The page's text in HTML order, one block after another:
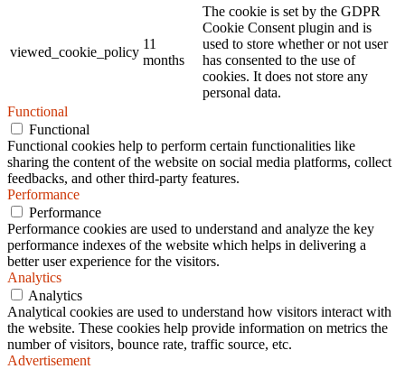
viewed_cookie_policy
11
months
The cookie is set by the GDPR
Cookie Consent plugin and is
used to store whether or not user
has consented to the use of
cookies. It does not store any
personal data.
Functional
Functional
Functional cookies help to perform certain functionalities like
sharing the content of the website on social media platforms, collect
feedbacks, and other third-party features.
Performance
Performance
Performance cookies are used to understand and analyze the key
performance indexes of the website which helps in delivering a
better user experience for the visitors.
Analytics
Analytics
Analytical cookies are used to understand how visitors interact with
the website. These cookies help provide information on metrics the
number of visitors, bounce rate, traffic source, etc.
Advertisement